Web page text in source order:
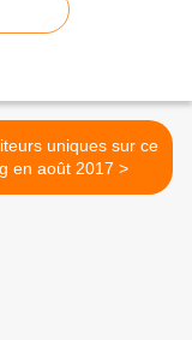
uniques sur ce
blog en août 2017 >